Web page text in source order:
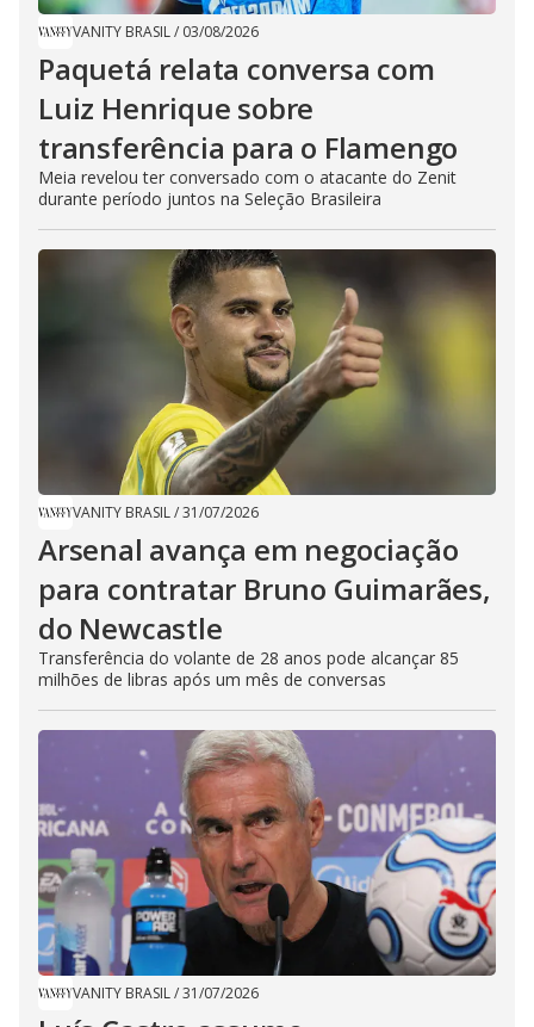
VANITY BRASIL/ 03/08/2026
Paquetá relata conversa com
Luiz Henrique sobre
transferência para o Flamengo
Meia revelou ter conversado com o atacante do Zenit
durante período juntos na Seleção Brasileira
VANITY BRASIL/31/07/2026
Arsenal avança em negociação
para contratar Bruno Guimarães,
do Newcastle
Transferência do volante de 28 anos pode alcançar 85
milhões de libras após um mês de conversas
VANITY BRASIL/31/07/2026